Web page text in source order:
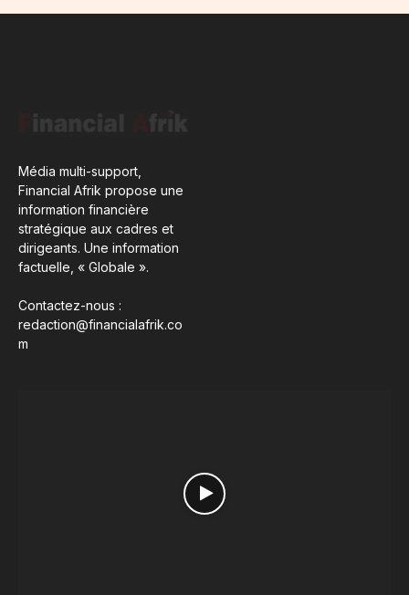
Média multi-support,
Financial Afrik propose une
information financière
stratégique aux cadres et
dirigeants. Une information
factuelle, « Globale ».
Contactez-nous :
redaction@financialafrik.co
m